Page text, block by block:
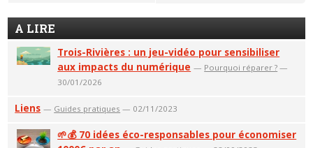
A LIRE
Trois-Rivières : un jeu-vidéo pour sensibiliser
aux impacts du numérique — Pourquoi réparer ? —
30/01/2026
Liens — Guides pratiques — 02/11/2023
🌱💰 70 idées éco-responsables pour économiser